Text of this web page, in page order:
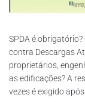
SPDA é
contra Descargas
proprietários,
as edificações? A
vezes é exigido